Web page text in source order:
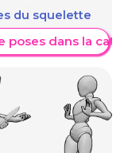
du squelette
poses dans la